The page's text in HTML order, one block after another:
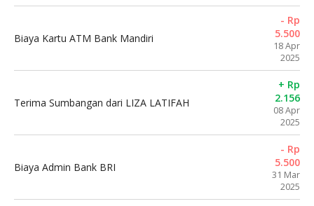
Biaya Kartu ATM Bank Mandiri
- Rp
5.500
18 Apr
2025
Terima Sumbangan dari LIZA LATIFAH
+ Rp
2.156
08 Apr
2025
Biaya Admin Bank BRI
- Rp
5.500
31 Mar
2025